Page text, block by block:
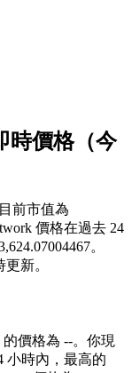
時價格（今
前市值為
價格在過去 24
。
新。
的價格為 --。你現
小時內，最高的